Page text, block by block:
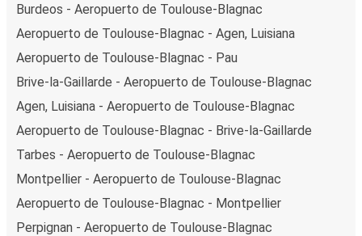
Burdeos - Aeropuerto de Toulouse-Blagnac
Aeropuerto de Toulouse-Blagnac - Agen, Luisiana
Aeropuerto de Toulouse-Blagnac - Pau
Brive-la-Gaillarde - Aeropuerto de Toulouse-Blagnac
Agen, Luisiana - Aeropuerto de Toulouse-Blagnac
Aeropuerto de Toulouse-Blagnac - Brive-la-Gaillarde
Tarbes - Aeropuerto de Toulouse-Blagnac
Montpellier - Aeropuerto de Toulouse-Blagnac
Aeropuerto de Toulouse-Blagnac - Montpellier
Perpignan - Aeropuerto de Toulouse-Blagnac